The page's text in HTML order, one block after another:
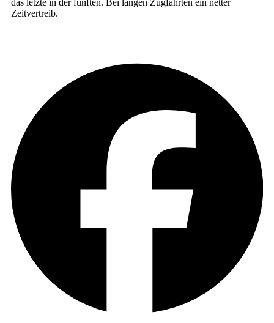
das letz­te in der fünf­ten. Bei lan­gen Zug­fahr­ten ein net­ter
Zeitvertreib.